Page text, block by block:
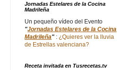
Jornadas Estelares de la Cocina
Madrileña
Un pequeño vídeo del Evento
"Jornadas Estelares de la Cocina
Madrileña" : ¿Quieres ver la lluvia
de Estrellas valenciana?
Receta invitada en Tusrecetas.tv